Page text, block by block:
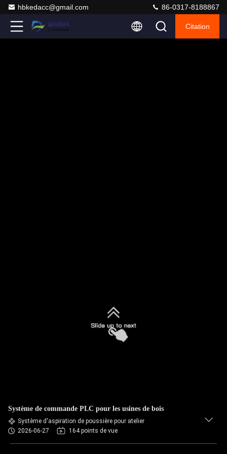
hbkedacc@gmail.com 86-0317-8188867
Citation
Système de commande PLC pour les usines de bois
Système d'aspiration de poussière pour atelier
2026-06-27
164 points de vue